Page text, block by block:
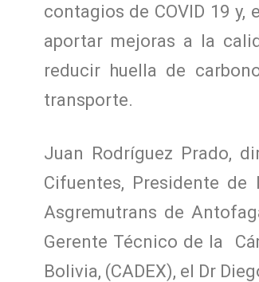
contagios de COVID 19
aportar mejoras a la
reducir huella de
transporte.
Juan Rodríguez Prado,
Cifuentes, Presidente
Asgremutrans de
Gerente Técnico de la
Bolivia, (CADEX), el Dr